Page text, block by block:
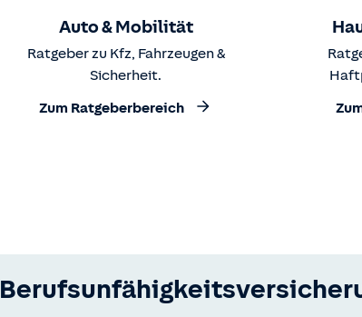
Auto & Mobilität
Ratgeber zu Kfz, Fahrzeugen &
Sicherheit.
Zum Ratgeberbereich